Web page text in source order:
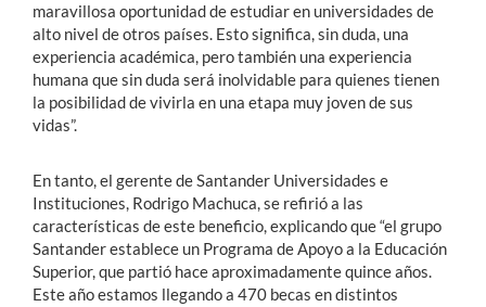
maravillosa oportunidad de estudiar en universidades de
alto nivel de otros países. Esto significa, sin duda, una
experiencia académica, pero también una experiencia
humana que sin duda será inolvidable para quienes tienen
la posibilidad de vivirla en una etapa muy joven de sus
vidas”.
En tanto, el gerente de Santander Universidades e
Instituciones, Rodrigo Machuca, se refirió a las
características de este beneficio, explicando que “el grupo
Santander establece un Programa de Apoyo a la Educación
Superior, que partió hace aproximadamente quince años.
Este año estamos llegando a 470 becas en distintos